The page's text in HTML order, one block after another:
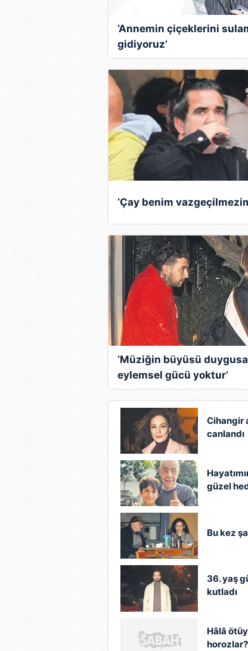
‘Annemin çiçeklerini
gidiyoruz’
‘Çay benim
‘Müziğin büyüsü
eylemsel gücü yoktur’
Cihangir
canlandı
güzel
Bu kez
36. yaş
kutladı
Hâlâ
horozlar?